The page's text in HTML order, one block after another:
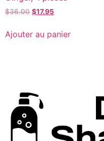
$36.00 $17.95
Ajouter au panier